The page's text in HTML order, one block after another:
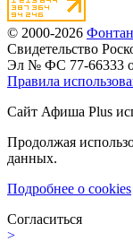
© 2000-2026
Свидетельство
Эл № ФС 77-66333
Правила
Сайт Афиша Plus
Продолжая
данных.
Подробнее о cookies
Согласиться
>